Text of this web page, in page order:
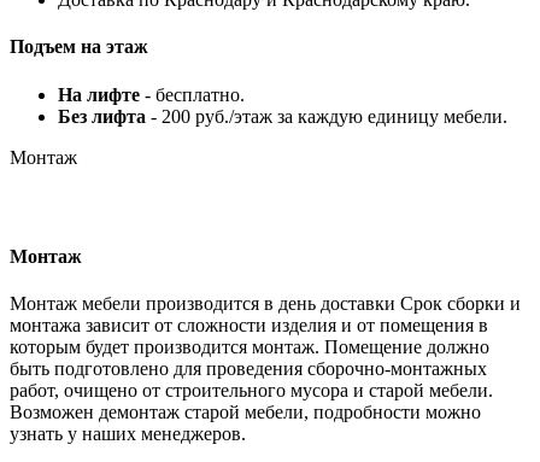
Подъем на этаж
На лифте - бесплатно.
Без лифта - 200 руб./этаж за каждую единицу мебели.
Монтаж
Монтаж
Монтаж мебели производится в день доставки Срок сборки и
монтажа зависит от сложности изделия и от помещения в
которым будет производится монтаж. Помещение должно
быть подготовлено для проведения сборочно-монтажных
работ, очищено от строительного мусора и старой мебели.
Возможен демонтаж старой мебели, подробности можно
узнать у наших менеджеров.